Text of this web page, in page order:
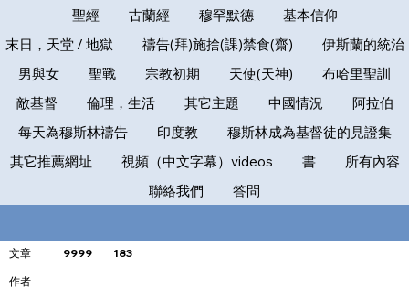
聖經
古蘭經 穆罕默德
基本信仰
末日，天堂 / 地獄
禱告(拜)施捨(課)禁食(齋)
伊斯蘭的統治
男與女
聖戰 宗教初期 天使(天神)
布哈里聖訓
敵基督
倫理，生活 其它主題 中國情況
阿拉伯
每天為穆斯林禱告
印度教
穆斯林成為基督徒的見證集
其它推薦網址
視頻（中文字幕）videos 書
所有內容
聯絡我們
答問
文章 9999 183
​作者